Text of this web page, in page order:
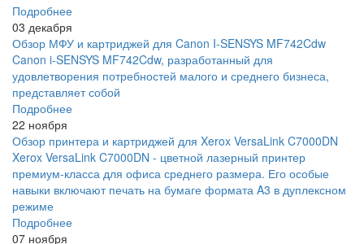
Подробнее
03 декабря
Обзор МФУ и картриджей для Canon I-SENSYS MF742Cdw
Canon i-SENSYS MF742Cdw, разработанный для
удовлетворения потребностей малого и среднего бизнеса,
представляет собой
Подробнее
22 ноября
Обзор принтера и картриджей для Xerox VersaLink C7000DN
Xerox VersaLink C7000DN - цветной лазерный принтер
премиум-класса для офиса среднего размера. Его особые
навыки включают печать на бумаге формата A3 в дуплексном
режиме
Подробнее
07 ноября